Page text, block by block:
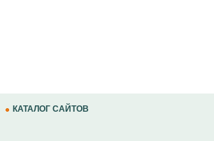
КАТАЛОГ САЙТОВ